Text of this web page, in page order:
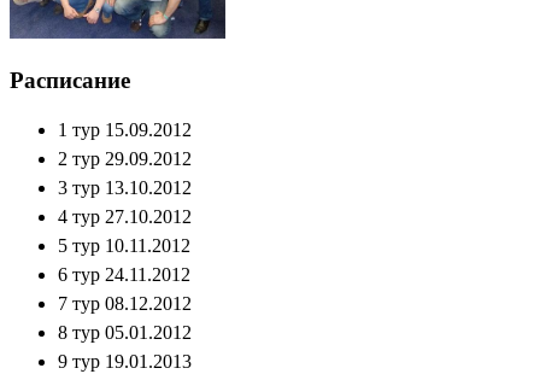
Расписание
1 тур 15.09.2012
2 тур 29.09.2012
3 тур 13.10.2012
4 тур 27.10.2012
5 тур 10.11.2012
6 тур 24.11.2012
7 тур 08.12.2012
8 тур 05.01.2012
9 тур 19.01.2013